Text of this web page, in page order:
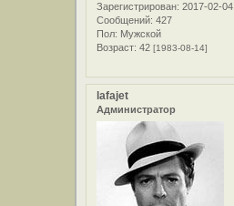
Зарегистрирован: 2017-02-04
Сообщений: 427
Пол: Мужской
Возраст: 42[1983-08-14]
lafajet
Администратор